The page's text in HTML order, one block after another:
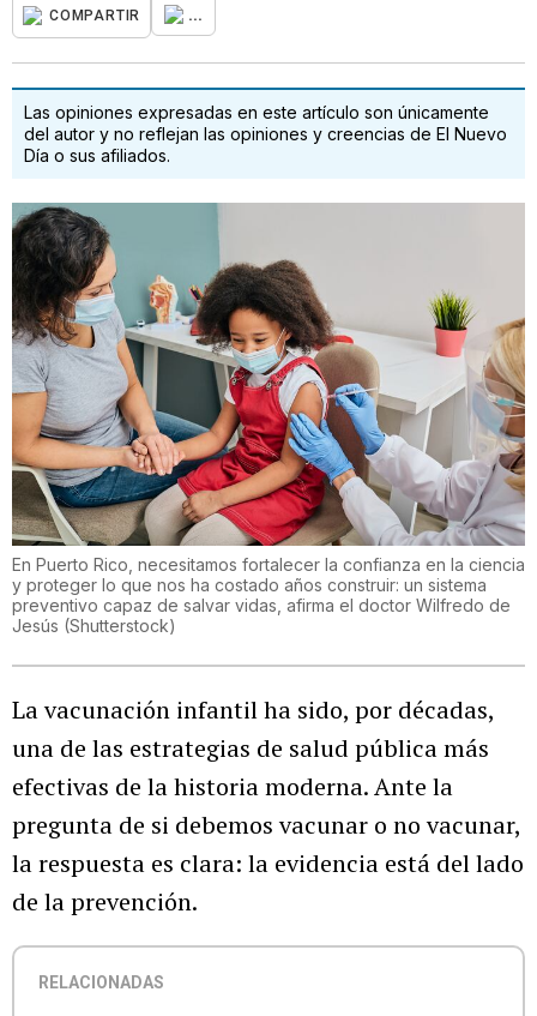
COMPARTIR ...
Las opiniones expresadas en este artículo son únicamente
del autor y no reflejan las opiniones y creencias de El Nuevo
Día o sus afiliados.
En Puerto Rico, necesitamos fortalecer la confianza en la ciencia
y proteger lo que nos ha costado años construir: un sistema
preventivo capaz de salvar vidas, afirma el doctor Wilfredo de
Jesús (Shutterstock)
La vacunación infantil ha sido, por décadas,
una de las estrategias de salud pública más
efectivas de la historia moderna. Ante la
pregunta de si debemos vacunar o no vacunar,
la respuesta es clara: la evidencia está del lado
de la prevención.
RELACIONADAS